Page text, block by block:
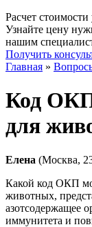
Расчет стоимости
Узнайте цену
нашим
Получить
Главная »
Код
для
Елена (Москва,
Какой код ОКП
животных,
азотсодержащее
иммунитета и